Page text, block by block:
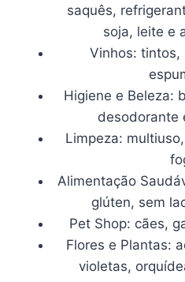
saquês,
soja, leite e
Vinhos: tintos,
Higiene e Beleza:
desodorante
Limpeza:
Alimentação
glúten, sem
Pet Shop: cães,
Flores e Plantas:
violetas,